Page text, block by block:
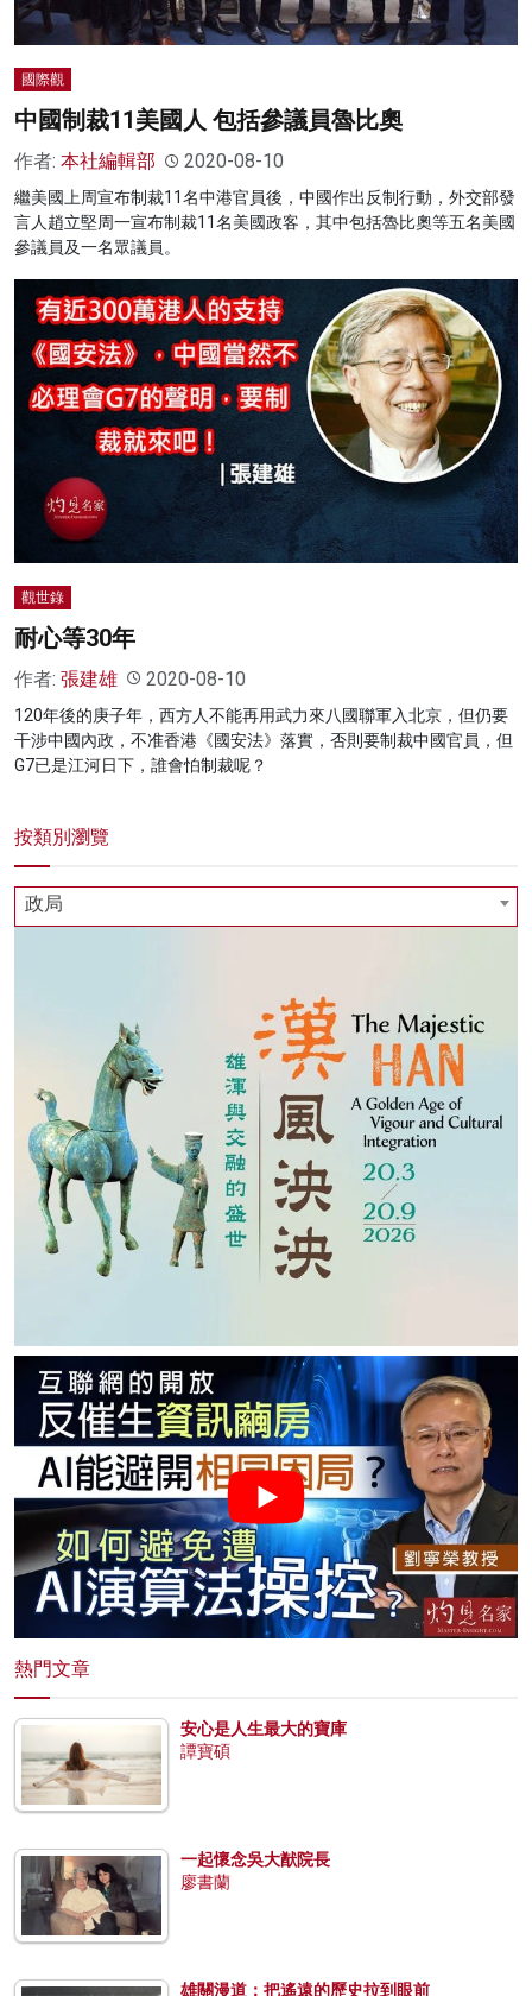
國際觀
中國制裁11美國人 包括參議員魯比奧
作者: 本社編輯部 2020-08-10
繼美國上周宣布制裁11名中港官員後，中國作出反制行動，外交部發
言人趙立堅周一宣布制裁11名美國政客，其中包括魯比奧等五名美國
參議員及一名眾議員。
觀世錄
耐心等30年
作者: 張建雄 2020-08-10
120年後的庚子年，西方人不能再用武力來八國聯軍入北京，但仍要
干涉中國內政，不准香港《國安法》落實，否則要制裁中國官員，但
G7已是江河日下，誰會怕制裁呢？
按類別瀏覽
政局
熱門文章
安心是人生最大的寶庫
譚寶碩
一起懷念吳大猷院長
廖書蘭
雄關漫道：把遙遠的歷史拉到眼前